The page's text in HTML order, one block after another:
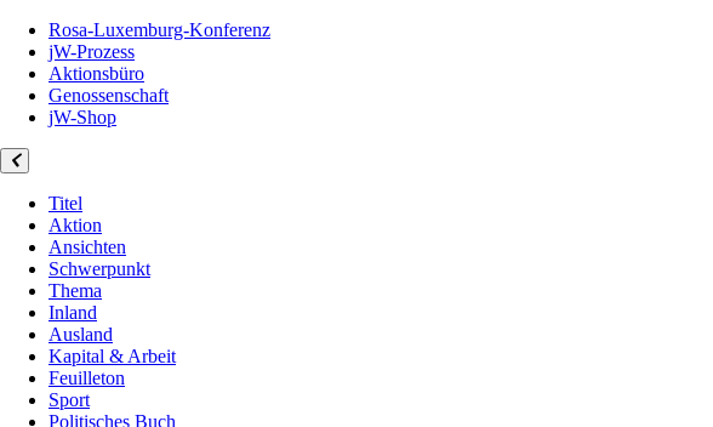
Rosa-Luxemburg-Konferenz
jW-Prozess
Aktionsbüro
Genossenschaft
jW-Shop
Titel
Aktion
Ansichten
Schwerpunkt
Thema
Inland
Ausland
Kapital & Arbeit
Feuilleton
Sport
Politisches Buch